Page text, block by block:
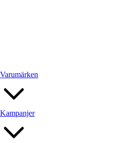
Varumärken
Kampanjer